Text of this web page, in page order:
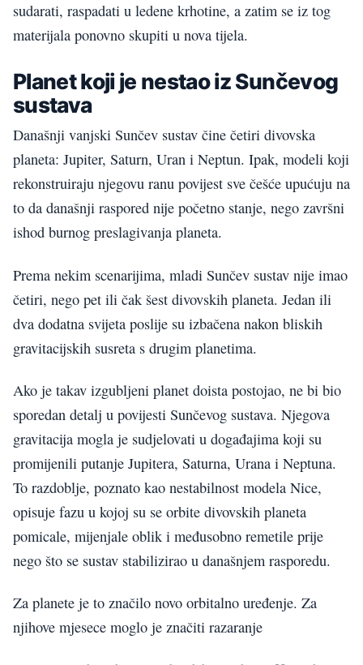
sudarati, raspadati u ledene krhotine, a zatim se iz tog
materijala ponovno skupiti u nova tijela.
Planet koji je nestao iz Sunčevog
sustava
Današnji vanjski Sunčev sustav čine četiri divovska
planeta: Jupiter, Saturn, Uran i Neptun. Ipak, modeli koji
rekonstruiraju njegovu ranu povijest sve češće upućuju na
to da današnji raspored nije početno stanje, nego završni
ishod burnog preslagivanja planeta.
Prema nekim scenarijima, mladi Sunčev sustav nije imao
četiri, nego pet ili čak šest divovskih planeta. Jedan ili
dva dodatna svijeta poslije su izbačena nakon bliskih
gravitacijskih susreta s drugim planetima.
Ako je takav izgubljeni planet doista postojao, ne bi bio
sporedan detalj u povijesti Sunčevog sustava. Njegova
gravitacija mogla je sudjelovati u događajima koji su
promijenili putanje Jupitera, Saturna, Urana i Neptuna.
To razdoblje, poznato kao nestabilnost modela Nice,
opisuje fazu u kojoj su se orbite divovskih planeta
pomicale, mijenjale oblik i međusobno remetile prije
nego što se sustav stabilizirao u današnjem rasporedu.
Za planete je to značilo novo orbitalno uređenje. Za
njihove mjesece moglo je značiti razaranje